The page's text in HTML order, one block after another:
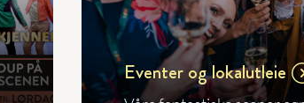
Eventer og lokalutleie